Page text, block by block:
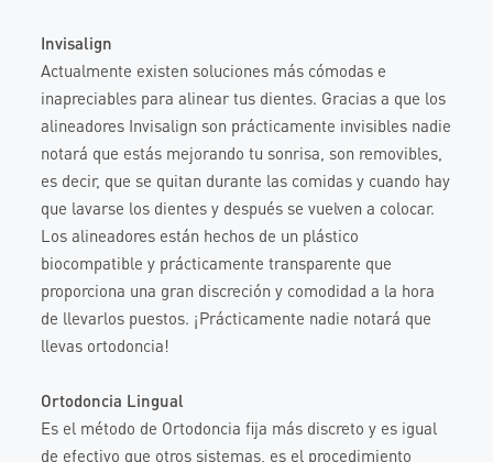
Invisalign
Actualmente existen soluciones más cómodas e
inapreciables para alinear tus dientes. Gracias a que los
alineadores Invisalign son prácticamente invisibles nadie
notará que estás mejorando tu sonrisa, son removibles,
es decir, que se quitan durante las comidas y cuando hay
que lavarse los dientes y después se vuelven a colocar.
Los alineadores están hechos de un plástico
biocompatible y prácticamente transparente que
proporciona una gran discreción y comodidad a la hora
de llevarlos puestos. ¡Prácticamente nadie notará que
llevas ortodoncia!
Ortodoncia Lingual
Es el método de Ortodoncia fija más discreto y es igual
de efectivo que otros sistemas, es el procedimiento